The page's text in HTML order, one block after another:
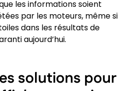
les informations soient
par les moteurs, même si
dans les résultats de
aujourd’hui.
solutions pour